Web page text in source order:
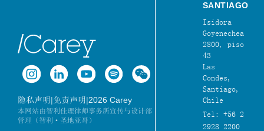
隐私声明|免责声明|2026 Carey
本网站由智利佳理律师事务所宣传与设计部
管理（智利·圣地亚哥）
SANTIAGO
Isidora
Goyenechea
2800, piso
43
Las
Condes,
Santiago,
Chile
Tel: +56 2
2928 2200